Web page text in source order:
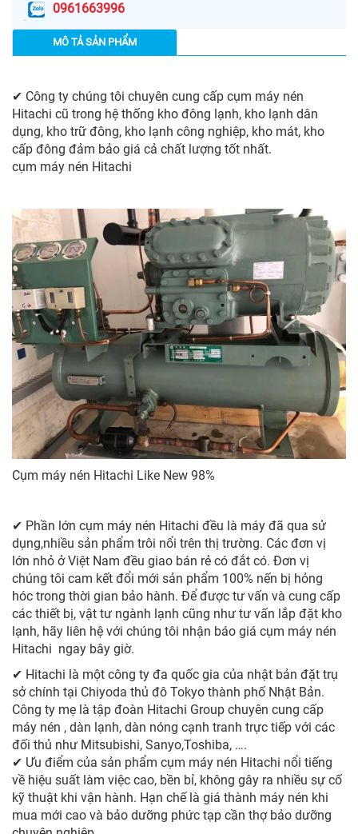
0961663996
MÔ TẢ SẢN PHẨM
✔ Công ty chúng tôi chuyên cung cấp cụm máy nén
Hitachi cũ trong hệ thống kho đông lạnh, kho lạnh dân
dụng, kho trữ đông, kho lạnh công nghiệp, kho mát, kho
cấp đông đảm bảo giá cả chất lượng tốt nhất.
cụm máy nén Hitachi
Cụm máy nén Hitachi Like New 98%
✔ Phần lớn cụm máy nén Hitachi đều là máy đã qua sử
dụng,nhiều sản phẩm trôi nổi trên thị trường. Các đơn vị
lớn nhỏ ở Việt Nam đều giao bán rẻ có đắt có. Đơn vị
chúng tôi cam kết đổi mới sản phẩm 100% nến bị hỏng
hóc trong thời gian bảo hành. Để được tư vấn và cung cấp
các thiết bị, vật tư ngành lạnh cũng như tư vấn lắp đặt kho
lạnh, hãy liên hệ với chúng tôi nhận báo giá cụm máy nén
Hitachi ngay bây giờ.
✔ Hitachi là một công ty đa quốc gia của nhật bản đặt trụ
sở chính tại Chiyoda thủ đô Tokyo thành phố Nhật Bản.
Công ty mẹ là tập đoàn Hitachi Group chuyên cung cấp
máy nén , dàn lạnh, dàn nóng cạnh tranh trực tiếp với các
đối thủ như Mitsubishi, Sanyo,Toshiba, ….
✔ Ưu điểm của sản phẩm cụm máy nén Hitachi nổi tiếng
về hiệu suất làm việc cao, bền bỉ, không gây ra nhiều sự cố
kỹ thuật khi vận hành. Hạn chế là giá thành máy nén khi
mua mới cao và bảo dưỡng phức tạp cần thợ bảo dưỡng